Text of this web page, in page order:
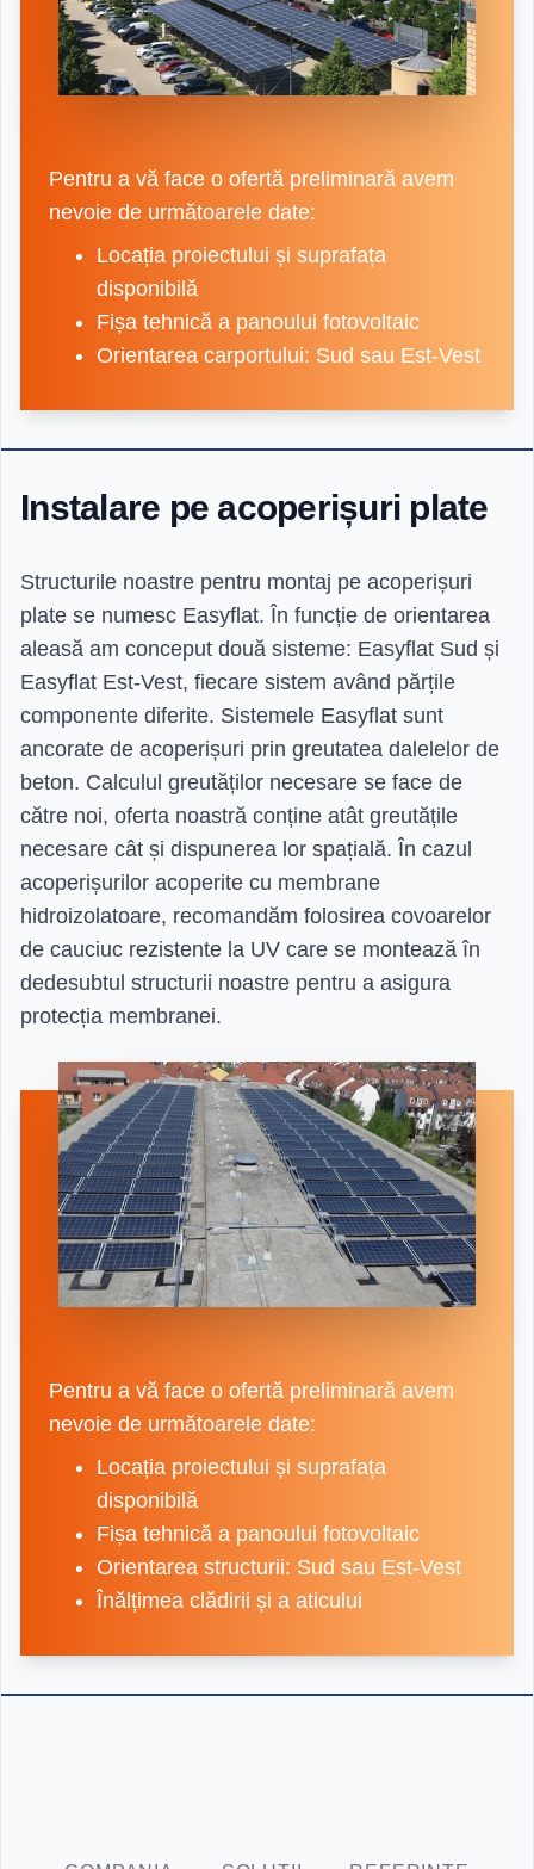
Pentru a vă face o ofertă preliminară avem
nevoie de următoarele date:
Locația proiectului și suprafața
disponibilă
Fișa tehnică a panoului fotovoltaic
Orientarea carportului: Sud sau Est-Vest
Instalare pe acoperișuri plate
Structurile noastre pentru montaj pe acoperișuri
plate se numesc Easyflat. În funcție de orientarea
aleasă am conceput două sisteme: Easyflat Sud și
Easyflat Est-Vest, fiecare sistem având părțile
componente diferite. Sistemele Easyflat sunt
ancorate de acoperișuri prin greutatea dalelelor de
beton. Calculul greutăților necesare se face de
către noi, oferta noastră conține atât greutățile
necesare cât și dispunerea lor spațială. În cazul
acoperișurilor acoperite cu membrane
hidroizolatoare, recomandăm folosirea covoarelor
de cauciuc rezistente la UV care se montează în
dedesubtul structurii noastre pentru a asigura
protecția membranei.
Pentru a vă face o ofertă preliminară avem
nevoie de următoarele date:
Locația proiectului și suprafața
disponibilă
Fișa tehnică a panoului fotovoltaic
Orientarea structurii: Sud sau Est-Vest
Înălțimea clădirii și a aticului